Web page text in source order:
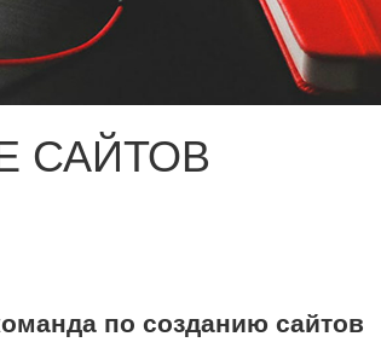
САЙТОВ
по созданию сайтов